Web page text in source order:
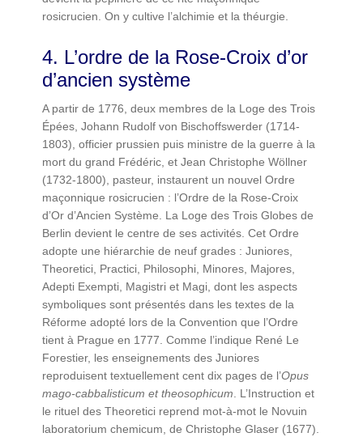
rosicrucien. On y cultive l’alchimie et la théurgie.
4. L’ordre de la Rose-Croix d’or
d’ancien système
A partir de 1776, deux membres de la Loge des Trois
Épées, Johann Rudolf von Bischoffswerder (1714-
1803), officier prussien puis ministre de la guerre à la
mort du grand Frédéric, et Jean Christophe Wöllner
(1732-1800), pasteur, instaurent un nouvel Ordre
maçonnique rosicrucien : l’Ordre de la Rose-Croix
d’Or d’Ancien Système. La Loge des Trois Globes de
Berlin devient le centre de ses activités. Cet Ordre
adopte une hiérarchie de neuf grades : Juniores,
Theoretici, Practici, Philosophi, Minores, Majores,
Adepti Exempti, Magistri et Magi, dont les aspects
symboliques sont présentés dans les textes de la
Réforme adopté lors de la Convention que l’Ordre
tient à Prague en 1777. Comme l’indique René Le
Forestier, les enseignements des Juniores
reproduisent textuellement cent dix pages de l’Opus
mago-cabbalisticum et theosophicum. L’Instruction et
le rituel des Theoretici reprend mot-à-mot le Novuin
laboratorium chemicum, de Christophe Glaser (1677).